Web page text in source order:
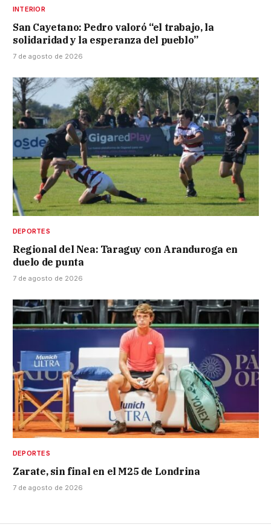
INTERIOR
San Cayetano: Pedro valoró “el trabajo, la
solidaridad y la esperanza del pueblo”
7 de agosto de 2026
DEPORTES
Regional del Nea: Taraguy con Aranduroga en
duelo de punta
7 de agosto de 2026
DEPORTES
Zarate, sin final en el M25 de Londrina
7 de agosto de 2026